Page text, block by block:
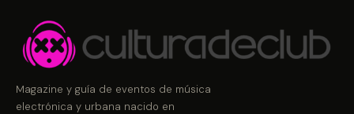
Magazine y guía de eventos de música
electrónica y urbana nacido en